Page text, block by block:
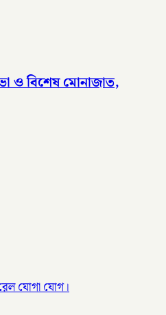
ও বিশেষ মোনাজাত,
যোগা যোগ।